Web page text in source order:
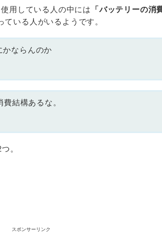
用している人の中には 「バッテリーの消
ている人がいるようです。
ならんのか
結構あるな。
。
スポンサーリンク